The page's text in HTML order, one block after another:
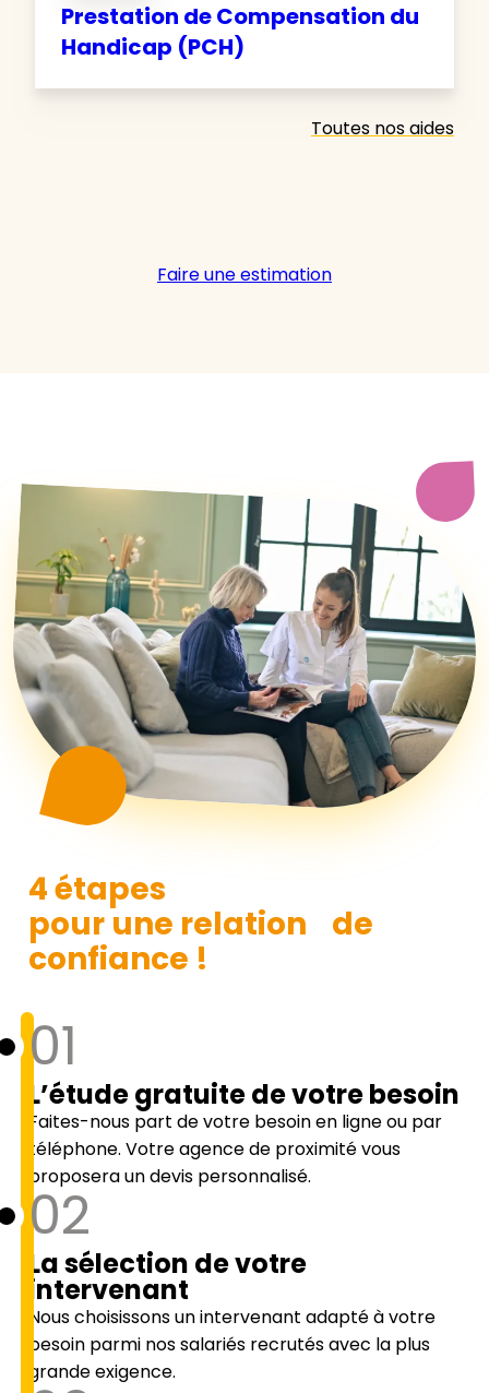
Prestation de Compensation du
Handicap (PCH)
Toutes nos aides
Faire une estimation
4 étapes
pour une relation de
confiance !
01
L’étude gratuite de votre besoin
Faites-nous part de votre besoin en ligne ou par
téléphone. Votre agence de proximité vous
proposera un devis personnalisé.
02
La sélection de votre
intervenant
Nous choisissons un intervenant adapté à votre
besoin parmi nos salariés recrutés avec la plus
grande exigence.